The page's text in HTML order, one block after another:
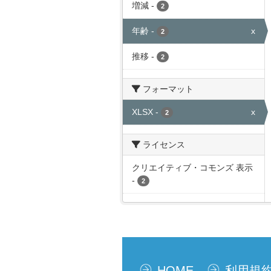
増減 - 2
年齢 - 2 x
推移 - 2
フォーマット
XLSX - 2 x
ライセンス
クリエイティブ・コモンズ 表示
-
2